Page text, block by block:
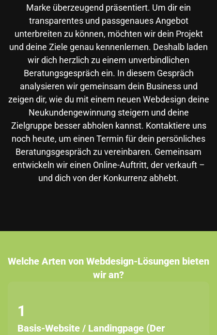
Marke überzeugend präsentiert. Um dir ein
transparentes und passgenaues Angebot
unterbreiten zu können, möchten wir dein Projekt
und deine Ziele genau kennenlernen. Deshalb laden
wir dich herzlich zu einem unverbindlichen
Beratungsgespräch ein. In diesem Gespräch
analysieren wir gemeinsam dein Business und
zeigen dir, wie du mit einem neuen Webdesign deine
Neukundengewinnung steigern und deine
Zielgruppe besser abholen kannst. Kontaktiere uns
noch heute, um einen Termin für dein persönliches
Beratungsgespräch zu vereinbaren. Gemeinsam
entwickeln wir einen Online-Auftritt, der verkauft –
und dich von der Konkurrenz abhebt.
Welche Arten von Webdesign-Lösungen bieten
wir an?
1
Basis-Website / Landingpage (Der